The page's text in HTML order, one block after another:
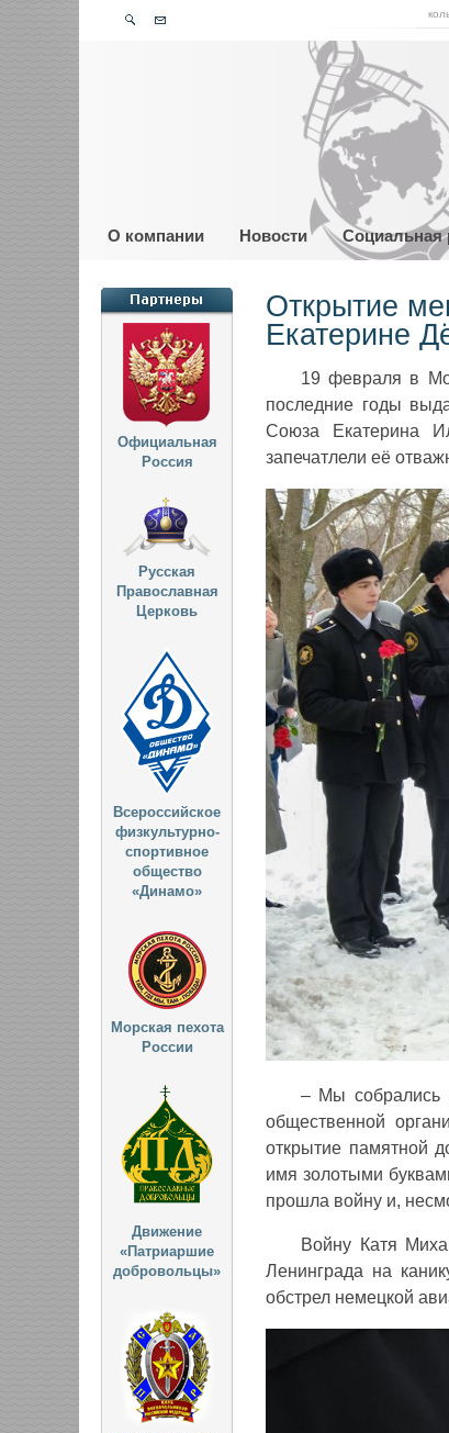
О компании Новости Социальная
Открытие
Екатерине
19 февраля в
последние годы
Союза Екатерина
запечатлели её
– Мы собрались
общественной
открытие памятной
имя золотыми
прошла войну и,
Войну Катя
Ленинграда на
обстрел немецкой
Официальная
Россия
Русская
Православная
Церковь
Всероссийское
физкультурно-
спортивное
общество
«Динамо»
Морская пехота
России
Движение
«Патриаршие
добровольцы»